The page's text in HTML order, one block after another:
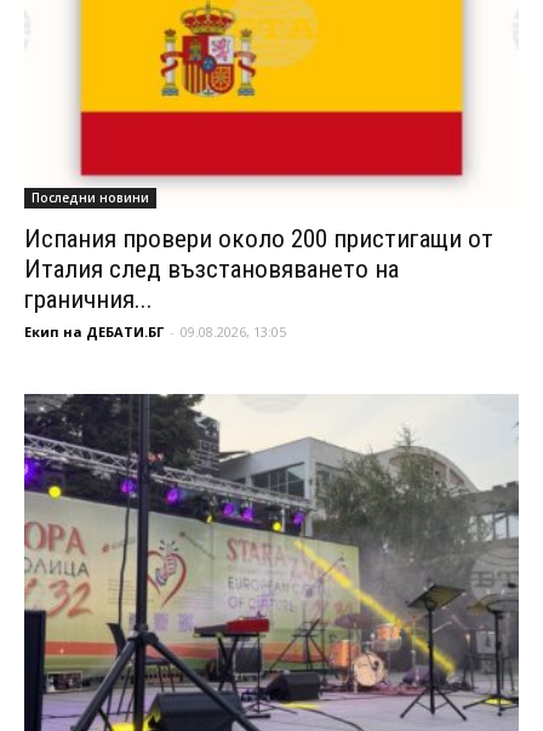
Последни новини
Испания провери около 200 пристигащи от
Италия след възстановяването на
граничния...
Екип на ДЕБАТИ.БГ - 09.08.2026, 13:05